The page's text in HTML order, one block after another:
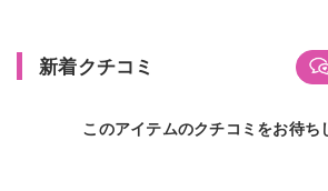
新着クチコミ
このアイテムのクチコミをお待ち